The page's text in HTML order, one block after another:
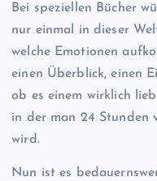
Bei speziellen Bücher
nur einmal in dieser
welche Emotionen
einen Überblick, einen
ob es einem wirklich
in der man 24 Stunden
wird.
Nun ist es